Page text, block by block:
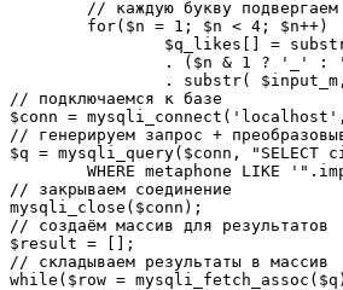
// подключаемся к базе
$conn =
// генерируем запрос +
$q = mysqli_query($conn,
// закрываем соединение
mysqli_close($conn);
// создаём массив для результатов
$result = [];
// складываем результаты в массив
while($row =